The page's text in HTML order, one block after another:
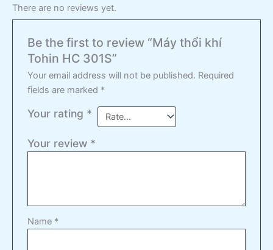
There are no reviews yet.
Be the first to review “Máy thổi khí
Tohin HC 301S”
Your email address will not be published. Required
fields are marked *
Your rating *
Your review *
Name *